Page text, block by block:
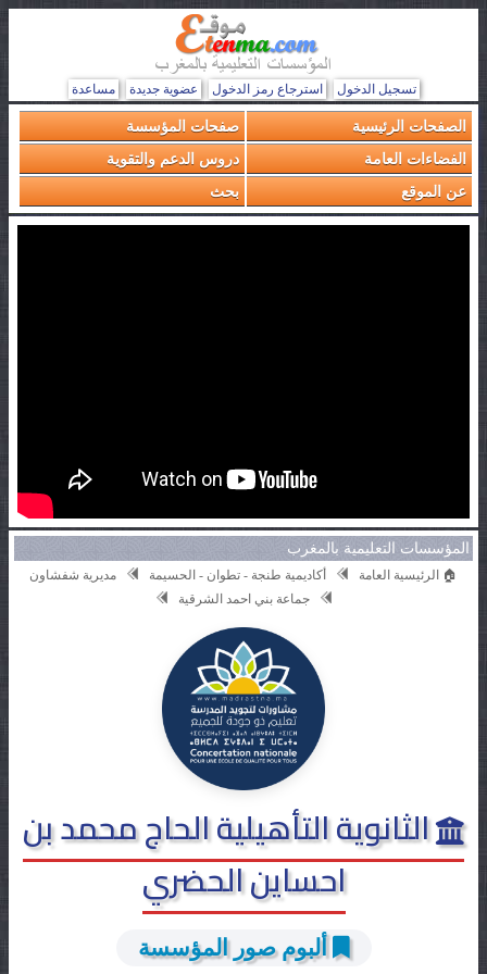
تسجيل الدخول استرجاع رمز الدخول عضوية جديدة مساعدة
الصفحات الرئيسية
صفحات المؤسسة
الفضاءات العامة
دروس الدعم والتقوية
عن الموقع
بحث
المؤسسات التعليمية بالمغرب
🏠 الرئيسية العامة أكاديمية طنجة - تطوان - الحسيمة
مديرية شفشاون
جماعة بني احمد الشرقية
الثانوية التأهيلية الحاج محمد بن
احساين الحضري
ألبوم صور المؤسسة